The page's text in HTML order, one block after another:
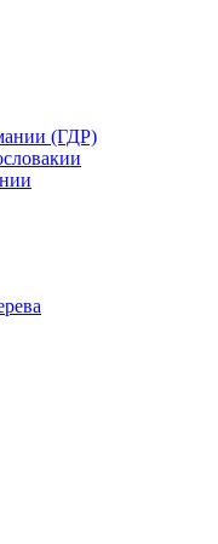
(ГДР)